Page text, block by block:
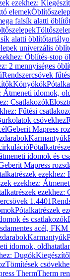
ezekhez:
elemek
falsík alatti
alatti
univerzális
Öblítés-stop
2 mennyiséges
Rendszercsövek
Könyökök
Átmeneti idomok,
Csatlakozók
Fűtési
csövekhez
Geberit Mapress
Karmantyúk
idomok és
Mapress
ezekhez:
ezekhez:
ezekhez:
1.4401
Pótalkatrészek
és csatlakozók
acél,
Karmantyúk
idomok,
Dugók
Tömítések
ThermTherm